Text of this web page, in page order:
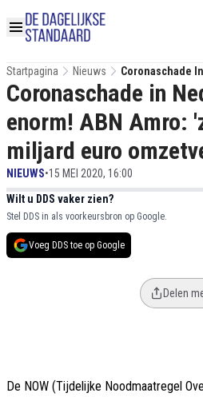
Startpagina Nieuws
Coronaschade
Amro: 'zeker
Coronaschade in
enorm! ABN Amro:
miljard euro
NIEUWS•15 MEI 2020, 16:00
Wilt u DDS vaker zien?
Stel DDS in als voorkeursbron op Google.
Voeg DDS toe op Google
Delen
De NOW (Tijdelijke Noodmaatregel